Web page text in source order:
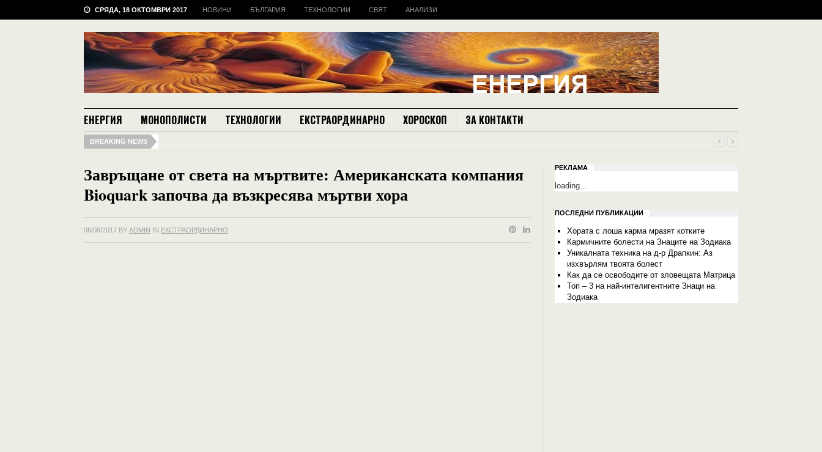
СРЯДА, 18 ОКТОМВРИ 2017 НОВИНИ БЪЛГАРИЯ ТЕХНОЛОГИИ СВЯТ АНАЛИЗИ
ЕНЕРГИЯ МОНОПОЛИСТИ ТЕХНОЛОГИИ ЕКСТРАОРДИНАРНО ХОРОСКОП ЗА КОНТАКТИ
BREAKING NEWS
Завръщане от света на мъртвите: Американската компания
Bioquark започва да възкресява мъртви хора
06/06/2017 BY ADMIN IN ЕКСТРАОРДИНАРНО
РЕКЛАМА
loading...
ПОСЛЕДНИ ПУБЛИКАЦИИ
Хората с лоша карма мразят котките
Кармичните болести на Знаците на Зодиака
Уникалната техника на д-р Драпкин: Аз
изхвърлям твоята болест
Как да се освободите от зловещата Матрица
Топ – 3 на най-интелигентните Знаци на
Зодиака